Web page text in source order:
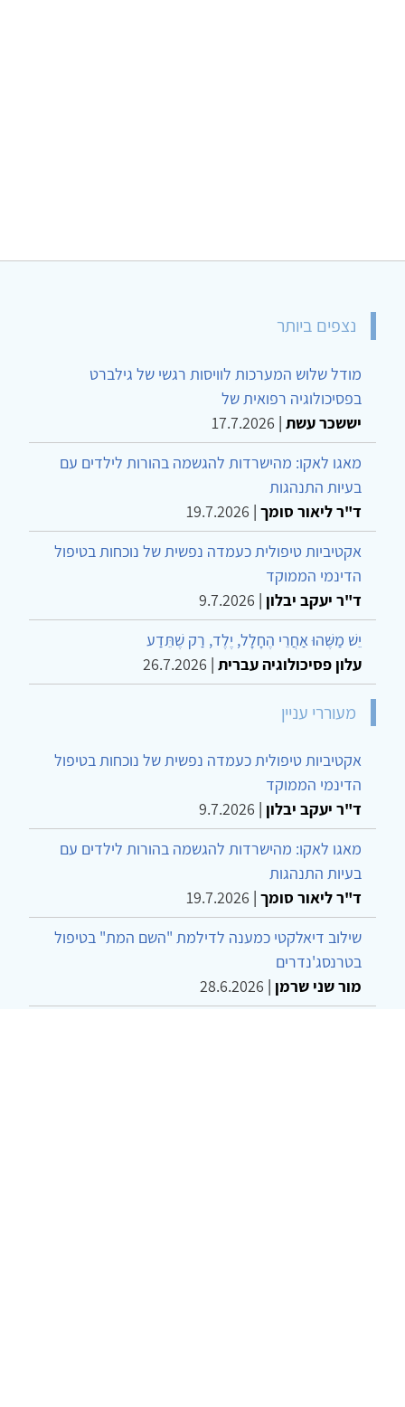
נצפים ביותר
מודל שלוש המערכות לוויסות רגשי של גילברט
בפסיכולוגיה רפואית של
יששכר עשת |
17.7.2026
מאגו לאקו: מהישרדות להגשמה בהורות לילדים עם
בעיות התנהגות
ד"ר ליאור סומך |
19.7.2026
אקטיביות טיפולית כעמדה נפשית של נוכחות בטיפול
הדינמי הממוקד
ד"ר יעקב יבלון |
9.7.2026
יֵשׁ מַשֶּׁהוּ אַחֲרֵי הֶחָלָל, יֶלֶד, רַק שֶׁתֵּדַע
עלון פסיכולוגיה עברית |
26.7.2026
מעוררי עניין
אקטיביות טיפולית כעמדה נפשית של נוכחות בטיפול
הדינמי הממוקד
ד"ר יעקב יבלון |
9.7.2026
מאגו לאקו: מהישרדות להגשמה בהורות לילדים עם
בעיות התנהגות
ד"ר ליאור סומך |
19.7.2026
שילוב דיאלקטי כמענה לדילמת "השם המת" בטיפול
בטרנסג'נדרים
מור שני שרמן |
28.6.2026